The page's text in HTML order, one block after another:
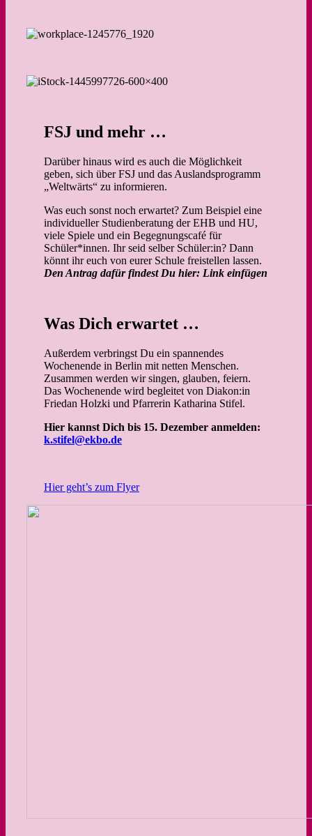
FSJ und mehr …
Darüber hinaus wird es auch die Möglichkeit
geben, sich über FSJ und das Auslandsprogramm
„Weltwärts“ zu informieren.
Was euch sonst noch erwartet? Zum Beispiel eine
individueller Studienberatung der EHB und HU,
viele Spiele und ein Begegnungscafé für
Schüler*innen. Ihr seid selber Schüler:in? Dann
könnt ihr euch von eurer Schule freistellen lassen.
Den Antrag dafür findest Du hier: Link einfügen
Was Dich erwartet …
Außerdem verbringst Du ein spannendes
Wochenende in Berlin mit netten Menschen.
Zusammen werden wir singen, glauben, feiern.
Das Wochenende wird begleitet von Diakon:in
Friedan Holzki und Pfarrerin Katharina Stifel.
Hier kannst Dich bis 15. Dezember anmelden:
k.stifel@ekbo.de
Hier geht’s zum Flyer